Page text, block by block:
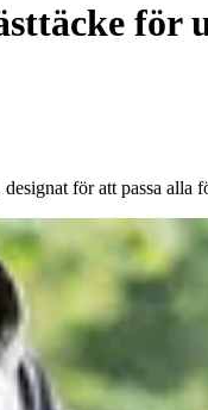
för
för att passa alla